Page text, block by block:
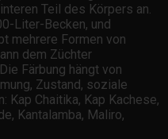
Teil des Körpers an.
Liter-Becken, und
mehrere Formen von
dem Züchter
Färbung hängt von
Zustand, soziale
Kap Chaitika, Kap Kachese,
Kantalamba, Maliro,